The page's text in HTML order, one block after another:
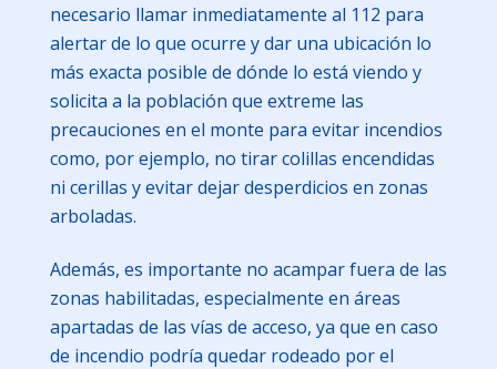
necesario llamar inmediatamente al 112 para
alertar de lo que ocurre y dar una ubicación lo
más exacta posible de dónde lo está viendo y
solicita a la población que extreme las
precauciones en el monte para evitar incendios
como, por ejemplo, no tirar colillas encendidas
ni cerillas y evitar dejar desperdicios en zonas
arboladas.
Además, es importante no acampar fuera de las
zonas habilitadas, especialmente en áreas
apartadas de las vías de acceso, ya que en caso
de incendio podría quedar rodeado por el